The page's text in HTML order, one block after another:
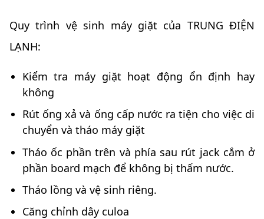
Quy trình vệ sinh máy giặt của TRUNG ĐIỆN
LẠNH:
Kiểm tra máy giặt hoạt động ổn định hay
không
Rút ống xả và ống cấp nước ra tiện cho việc di
chuyển và tháo máy giặt
Tháo ốc phần trên và phía sau rút jack cắm ở
phần board mạch để không bị thấm nước.
Tháo lồng và vệ sinh riêng.
Căng chỉnh dây culoa